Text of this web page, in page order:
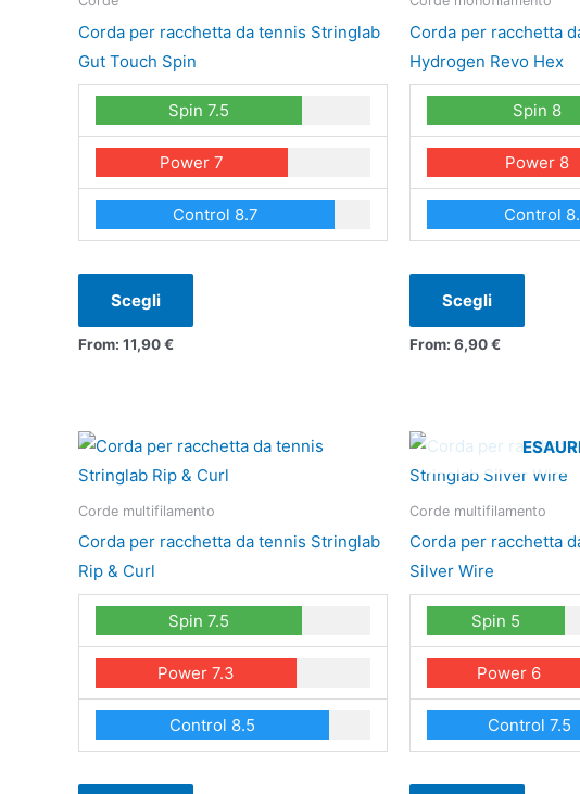
Corda per racchetta da tennis Stringlab
Gut Touch Spin
Spin 7.5
Power 7
Control 8.7
Scegli
più
Le
opzioni
possono
essere
scelte
nella
From: 11,90€
Corda per racchetta
Hydrogen Revo Hex
Spin 8
Power 8
Control
Scegli
più
varianti.
Le
opzioni
essere
scelte
nella
From: 6,90€
Corde multifilamento
Corda per racchetta da tennis Stringlab
Rip & Curl
Spin 7.5
Power 7.3
Control 8.5
Questo
prodotto
ha
più
Le
opzioni
possono
essere
scelte
nella
Corde multifilamento
Corda per racchetta
Silver Wire
Spin 5
Power 6
Control 7.5
Questo
prodotto
ha
più
Le
essere
scelte
nella